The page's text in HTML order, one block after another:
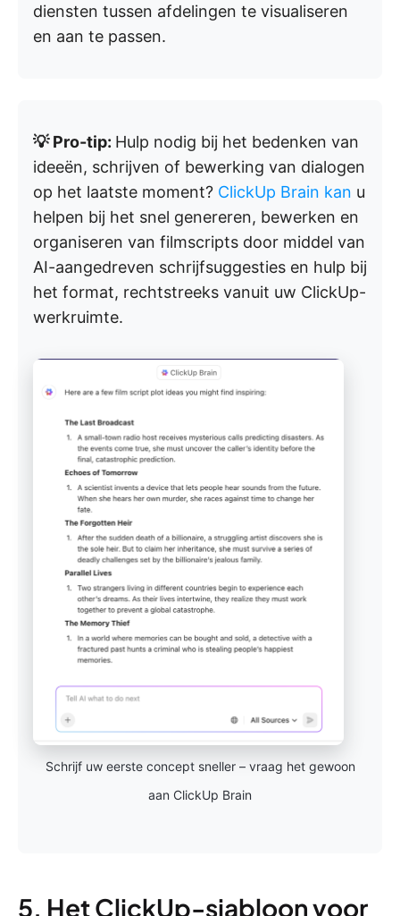
diensten tussen afdelingen te visualiseren
en aan te passen.
💡 Pro-tip: Hulp nodig bij het bedenken van
ideeën, schrijven of bewerking van dialogen
op het laatste moment? ClickUp Brain kan u
helpen bij het snel genereren, bewerken en
organiseren van filmscripts door middel van
AI-aangedreven schrijfsuggesties en hulp bij
het format, rechtstreeks vanuit uw ClickUp-
werkruimte.
Schrijf uw eerste concept sneller – vraag het gewoon
aan ClickUp Brain
5. Het ClickUp-sjabloon voor